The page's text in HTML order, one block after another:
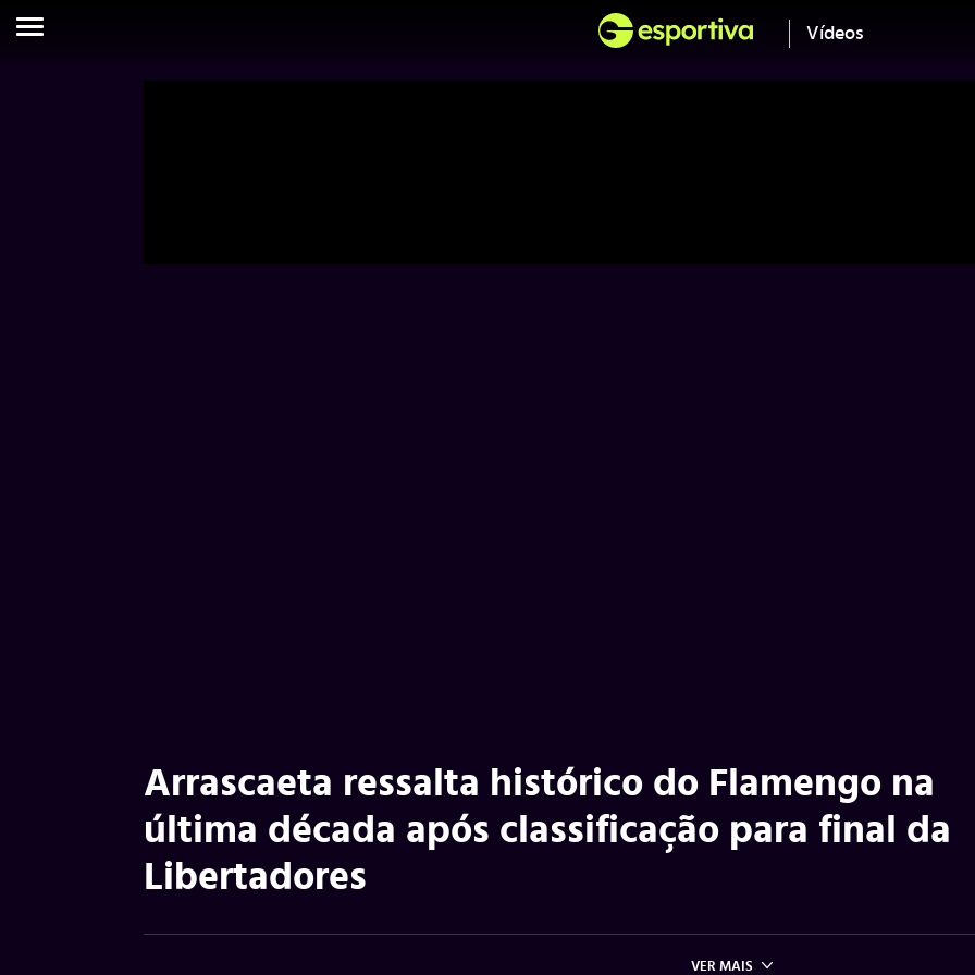
Vídeos
Arrascaeta ressalta histórico do Flamengo na
última década após classificação para final da
Libertadores
VER MAIS